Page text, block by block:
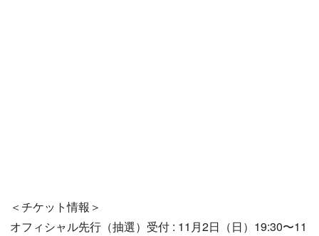
＜チケット情報＞
オフィシャル先行（抽選）受付 : 11月2日（日）19:30〜11